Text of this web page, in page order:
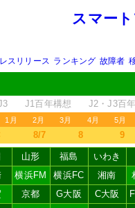
スマー
スリリース ランキング 故障者
J1百年構想 J2・J3百
1月 2月 3月 4月 5月
8/7 8 9
山形 福島
いわき
横浜FM 横浜FC 湘南
京都 G大阪 C大阪